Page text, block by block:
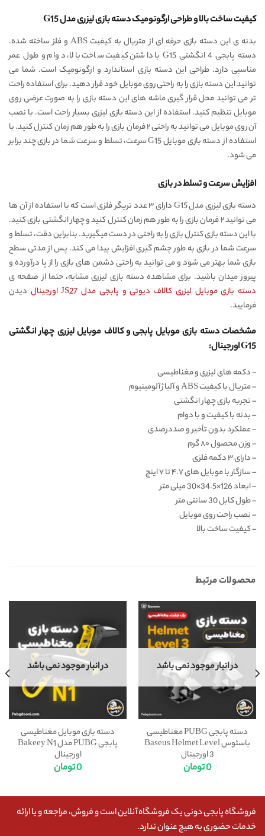
کیفیت ساخت بالا و طراحی ارگونومیک دسته بازی لیزری مدل G15
بدنه ی این دسته بازی حرفه ای از متریال به کیفیت ABS و فلز ساخته شده.
دسته پابجی 4 انگشتی G15 با داشتن کیفیت ساخت بالا، دوام و طول عمر
مناسبی دارد. طراحی این دسته بازی استاندارد و ارگونومیک است. شما می
توانید این دسته بازی را به راحتی روی موبایل خود قرار دهید. برای استفاده راحت
تر می توانید محل قرار گیری ماشه های این دسته بازی را به صورت عرضی روی
موبایل تنظیم کنید. استفاده از این دسته بازی لیزری بسیار راحت است. با نصب
آن روی موبایل می توانید به راحتی ۲ فرمان بازی را به طور هم زمان کنترل کنید. با
استفاده از دسته بازی موبایل G15 سرعت، تسلط و سرعت شما در بازی چند برابر
می شود.
افزایش سرعت و تسلط در بازی
دسته بازی لیزری مدل G15 دارای ۳ عدد تریگر فلزی است که با استفاده از آن ها
می توانید ۲ فرمان بازی را به طور هم زمان کنترل کنید و چهار انگشتی بازی کنید.
با این دسته بازی کنترل بازی را به راحتی در دست میگیرید. بنابراین دقت، تسلط و
سرعت شما در بازی به طور چشم گیری افزایش پیدا می کند. پس از مدتی سطح
بازی شما بهتر می شود و می توانید به راحتی دشمن های بازی را از پا درآورده و
پیروز میدان باشید. برای مشاهده دسته بازی لیزری مشابه، حتما از صفحه ی
دسته بازی موبایل لیزری کالاف دیوتی و پابجی مدل JS27 اورجینال
دیدن
فرمایید.
مشخصات دسته بازی موبایل پابجی و کالاف موبایل لیزری چهار انگشتی
G15 اورجینال:
– دکمه های لیزری و مغناطیسی
– متریال با کیفیت ABS و آلیاژ آلومینیوم
– تجربه بازی چهار انگشتی
– بدنه با کیفیت و با دوام
– عملکرد بدون تأخیر و صددرصدی
– وزن محصول ۸۰ گرم
– دارای ۳ دکمه فلزی
– سازگار با موبایل های ۴.۷ تا ۷ اینچ
– ابعاد 126×34.5×30 میلی متر
– طول کابل 30 سانتی متر
– نصب راحت روی موبایل
– کیفیت ساخت بالا
محصولات مرتبط
در انبار موجود نمی باشد
دسته پابجی PUBG مغناطیسی
باسئوس Baseus Helmet Level
3 اورجینال
0تومان
در انبار موجود نمی باشد
دسته بازی موبایل مغناطیسی
پابجی PUBG مدل Bakeey N1
اورجینال
0تومان
فروشگاه پابجی دونی یک فروشگاه آنلاین است و فروش، مراجعه و یا ارائه
خدمات حضوری به هیچ عنوان ندارد.